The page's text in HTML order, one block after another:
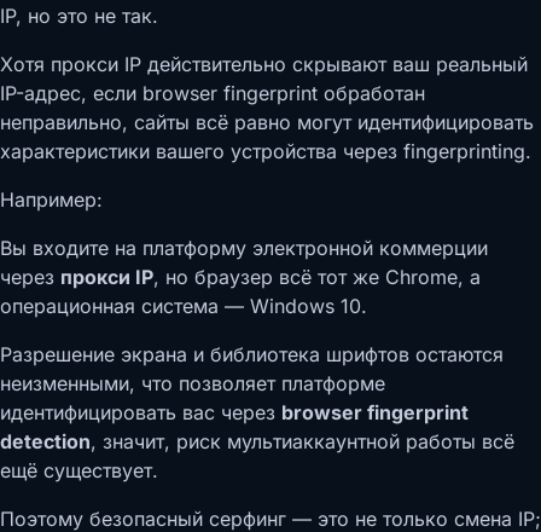
IP, но это не так.
Хотя прокси IP действительно скрывают ваш реальный
IP-адрес, если browser fingerprint обработан
неправильно, сайты всё равно могут идентифицировать
характеристики вашего устройства через fingerprinting.
Например:
Вы входите на платформу электронной коммерции
через прокси IP, но браузер всё тот же Chrome, а
операционная система — Windows 10.
Разрешение экрана и библиотека шрифтов остаются
неизменными, что позволяет платформе
идентифицировать вас через browser fingerprint
detection, значит, риск мультиаккаунтной работы всё
ещё существует.
Поэтому безопасный серфинг — это не только смена IP;